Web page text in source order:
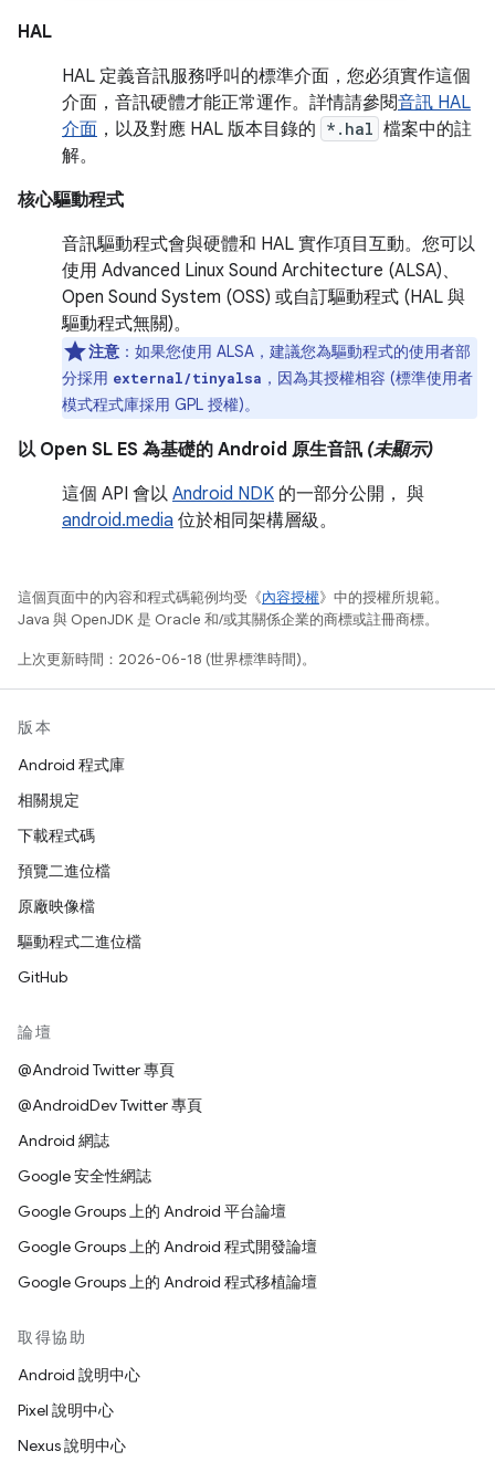
HAL
HAL 定義音訊服務呼叫的標準介面，您必須實作這個
介面，音訊硬體才能正常運作。詳情請參閱音訊 HAL
介面 ，以及對應 HAL 版本目錄的 *.hal 檔案中的註
解。
核心驅動程式
音訊驅動程式會與硬體和 HAL 實作項目互動。您可以
使用 Advanced Linux Sound Architecture (ALSA)、
Open Sound System (OSS) 或自訂驅動程式 (HAL 與
驅動程式無關)。
注意 ：如果您使用 ALSA，建議您為驅動程式的使用者部
分採用 external/tinyalsa ，因為其授權相容 (標準使用者
模式程式庫採用 GPL 授權)。
以 Open SL ES 為基礎的 Android 原生音訊 (未顯示)
這個 API 會以 Android NDK 的一部分公開， 與
android.media 位於相同架構層級。
這個頁面中的內容和程式碼範例均受《內容授權》中的授權所規範。
Java 與 OpenJDK 是 Oracle 和/或其關係企業的商標或註冊商標。
上次更新時間：2026-06-18 (世界標準時間)。
版本
Android 程式庫
相關規定
下載程式碼
預覽二進位檔
原廠映像檔
驅動程式二進位檔
GitHub
論壇
@Android Twitter 專頁
@AndroidDev Twitter 專頁
Android 網誌
Google 安全性網誌
Google Groups 上的 Android 平台論壇
Google Groups 上的 Android 程式開發論壇
Google Groups 上的 Android 程式移植論壇
取得協助
Android 說明中心
Pixel 說明中心
Nexus 說明中心